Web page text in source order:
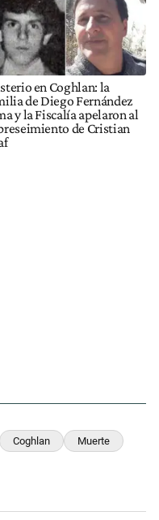
en Coghlan: la
de Diego Fernández
y la Fiscalía apelaron al
de Cristian
Coghlan Muerte